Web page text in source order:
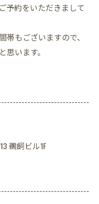
予約をいただきまして
帯もございますので、
います。
鵜飼ビル1F